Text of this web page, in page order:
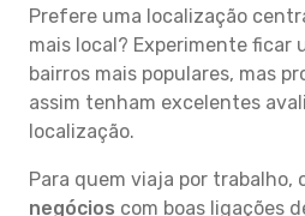
Prefere uma localização
mais local? Experimente ficar
bairros mais populares, mas
assim tenham excelentes
localização.
Para quem viaja por trabalho,
negócios com boas ligações